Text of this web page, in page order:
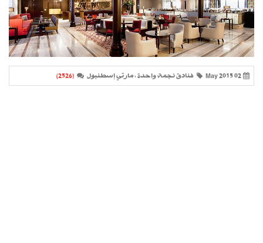
02 May 2015 فنادق نجمة واحدة ، مارتي إسطنبول (2526)